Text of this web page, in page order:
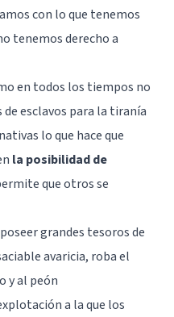
con lo que tenemos
tenemos derecho a
en todos los tiempos no
esclavos para la tiranía
lo que hace que
la posibilidad de
que otros se
grandes tesoros de
avaricia, roba el
y al peón
a la que los